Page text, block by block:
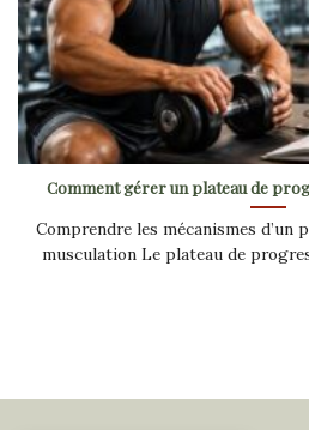
Comment gérer un plateau de
Comprendre les mécanismes d’un
musculation Le plateau de